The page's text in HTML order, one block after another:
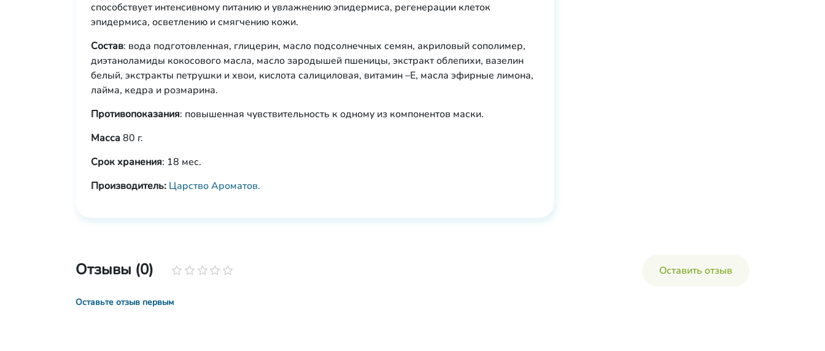
способствует интенсивному питанию и увлажнению эпидермиса, регенерации клеток
эпидермиса, осветлению и смягчению кожи.
Состав: вода подготовленная, глицерин, масло подсолнечных семян, акриловый сополимер,
диэтаноламиды кокосового масла, масло зародышей пшеницы, экстракт облепихи, вазелин
белый, экстракты петрушки и хвои, кислота салициловая, витамин –Е, масла эфирные лимона,
лайма, кедра и розмарина.
Противопоказания: повышенная чувствительность к одному из компонентов маски.
Масса80 г.
Срок хранения: 18 мес.
Производитель: Царство Ароматов.
Отзывы (0) Оставить отзыв
Оставьте отзыв первым